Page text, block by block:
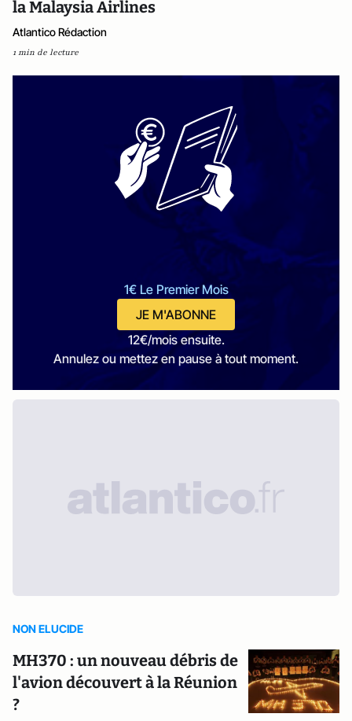
la Malaysia Airlines
Atlantico Rédaction
1 min de lecture
1€ Le Premier Mois
JE M'ABONNE
12€/mois ensuite.
Annulez ou mettez en pause à tout moment.
NON ELUCIDE
MH370 : un nouveau débris de
l'avion découvert à la Réunion
?